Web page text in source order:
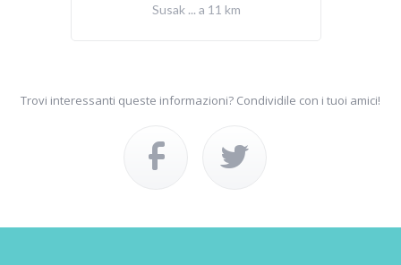
Susak ... a 11 km
Trovi interessanti queste informazioni? Condividile con i tuoi amici!